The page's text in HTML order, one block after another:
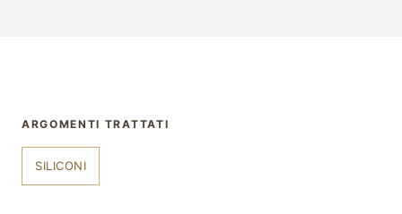
ARGOMENTI TRATTATI
SILICONI